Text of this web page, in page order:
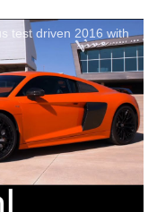
test driven 2016 with